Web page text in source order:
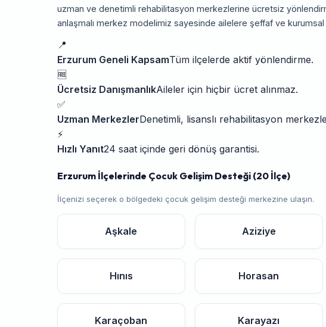
uzman ve denetimli rehabilitasyon merkezlerine ücretsiz
anlaşmalı merkez modelimiz sayesinde ailelere şeffaf ve
📍
Erzurum Geneli KapsamTüm ilçelerde aktif yönlendirme.
🆓
Ücretsiz DanışmanlıkAileler için hiçbir ücret alınmaz.
✅
Uzman MerkezlerDenetimli, lisanslı rehabilitasyon
⚡
Hızlı Yanıt24 saat içinde geri dönüş garantisi.
Erzurum İlçelerinde Çocuk Gelişim Desteği (20 İlçe)
İlçenizi seçerek o bölgedeki çocuk gelişim desteği merkezine ulaşın.
Aşkale Aziziye
Hınıs Horasan
Karaçoban Karayazı